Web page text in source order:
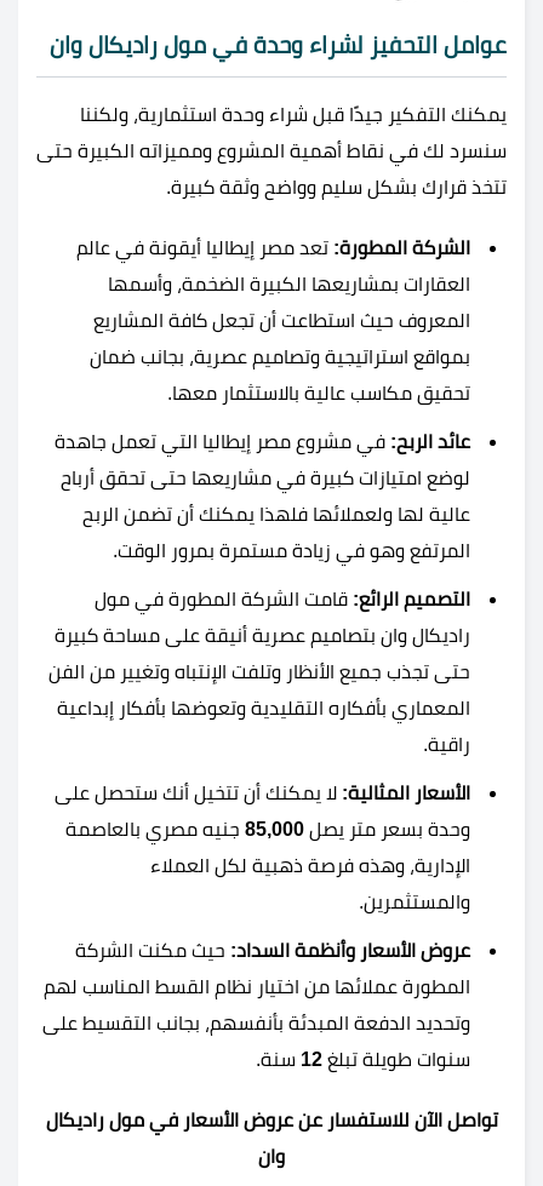
عوامل التحفيز لشراء وحدة في مول راديكال وان
يمكنك التفكير جيدًا قبل شراء وحدة استثمارية، ولكننا
سنسرد لك في نقاط أهمية المشروع ومميزاته الكبيرة حتى
تتخذ قرارك بشكل سليم وواضح وثقة كبيرة.
الشركة المطورة: تعد مصر إيطاليا أيقونة في عالم
العقارات بمشاريعها الكبيرة الضخمة، وأسمها
المعروف حيث استطاعت أن تجعل كافة المشاريع
بمواقع استراتيجية وتصاميم عصرية، بجانب ضمان
تحقيق مكاسب عالية بالاستثمار معها.
عائد الربح: في مشروع مصر إيطاليا التي تعمل جاهدة
لوضع امتيازات كبيرة في مشاريعها حتى تحقق أرباح
عالية لها ولعملائها فلهذا يمكنك أن تضمن الربح
المرتفع وهو في زيادة مستمرة بمرور الوقت.
التصميم الرائع: قامت الشركة المطورة في مول
راديكال وان بتصاميم عصرية أنيقة على مساحة كبيرة
حتى تجذب جميع الأنظار وتلفت الإنتباه وتغيير من الفن
المعماري بأفكاره التقليدية وتعوضها بأفكار إبداعية
راقية.
الأسعار المثالية: لا يمكنك أن تتخيل أنك ستحصل على
وحدة بسعر متر يصل 85,000 جنيه مصري بالعاصمة
الإدارية، وهذه فرصة ذهبية لكل العملاء
والمستثمرين.
عروض الأسعار وأنظمة السداد: حيث مكنت الشركة
المطورة عملائها من اختيار نظام القسط المناسب لهم
وتحديد الدفعة المبدئة بأنفسهم، بجانب التقسيط على
سنوات طويلة تبلغ 12 سنة.
تواصل الآن للاستفسار عن عروض الأسعار في مول راديكال
وان